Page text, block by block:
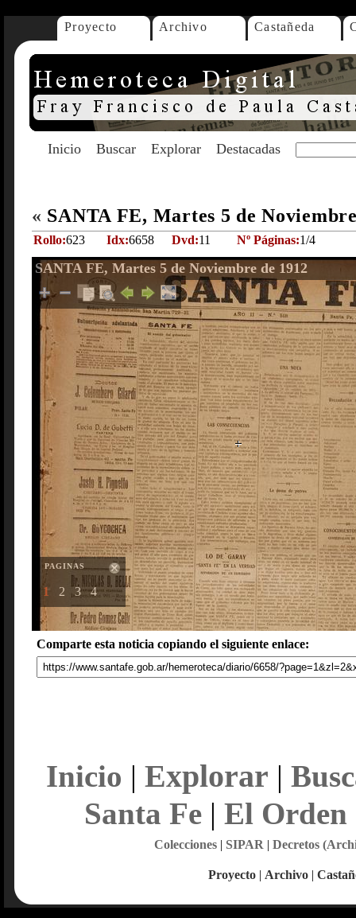
Proyecto Archivo Castañeda
Inicio Buscar Explorar Destacadas
« SANTA FE, Martes 5 de
Rollo:623 Idx:6658 Dvd:11 Nº Páginas:1/4
SANTA FE, Martes 5 de Noviembre de 1912
PAGINAS
1 2 3 4
Comparte esta noticia copiando el siguiente enlace:
Inicio | Explorar |
Santa Fe| El Orden
Colecciones| SIPAR | Decretos
Proyecto | Archivo |